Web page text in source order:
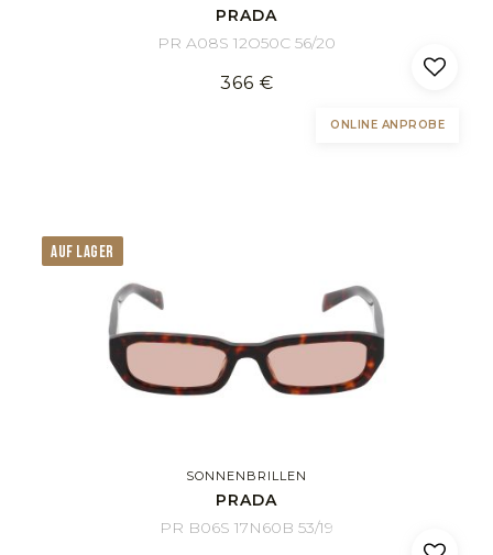
PRADA
PR A08S 12O50C 56/20
366 €
ONLINE ANPROBE
AUF LAGER
SONNENBRILLEN
PRADA
PR B06S 17N60B 53/19